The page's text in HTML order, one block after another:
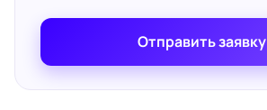
Отправить заявку